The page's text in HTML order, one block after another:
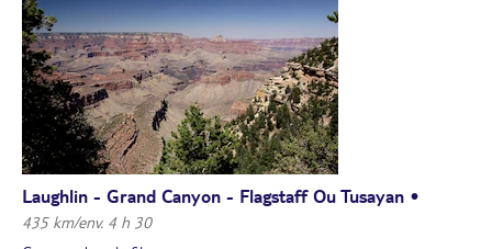
Laughlin - Grand Canyon - Flagstaff Ou Tusayan •
435 km/env. 4 h 30